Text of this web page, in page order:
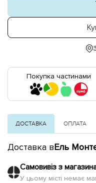
Покупка частинами
ДОСТАВКА ОПЛАТА
Доставка вЕль
Самовивіз з
У цьому місті немає